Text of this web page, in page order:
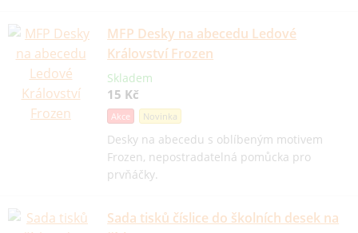
MFP Desky na abecedu Ledové
Království Frozen
Skladem
15 Kč
Akce Novinka
Desky na abecedu s oblíbeným motivem
Frozen, nepostradatelná pomůcka pro
prvňáčky.
Sada tisků číslice do školních desek na